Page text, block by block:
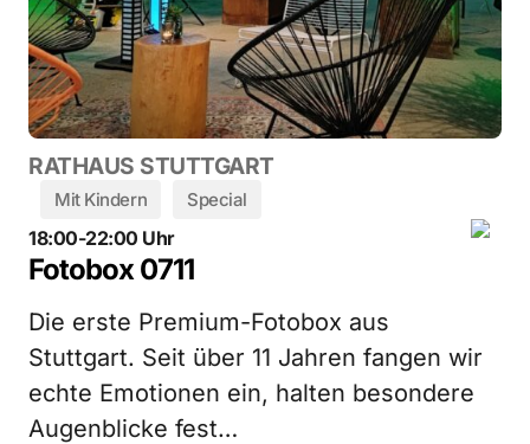
RATHAUS STUTTGART
Mit Kindern Special
18:00-22:00 Uhr
Fotobox 0711
Die erste Premium-Fotobox aus
Stuttgart. Seit über 11 Jahren fangen wir
echte Emotionen ein, halten besondere
Augenblicke fest…